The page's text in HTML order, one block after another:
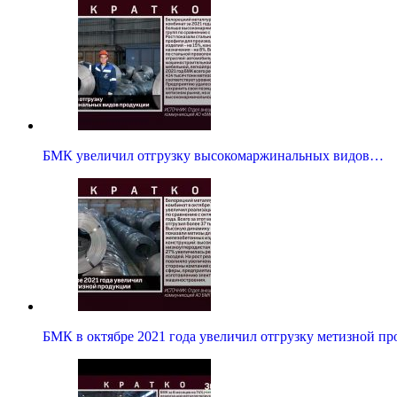
БМК увеличил отгрузку высокомаржинальных видов…
БМК в октябре 2021 года увеличил отгрузку метизной